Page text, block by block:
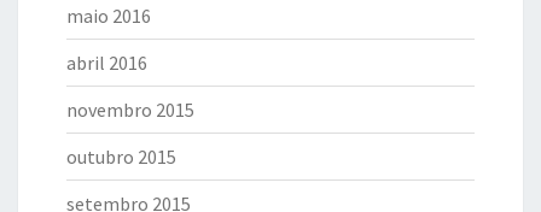
maio 2016
abril 2016
novembro 2015
outubro 2015
setembro 2015